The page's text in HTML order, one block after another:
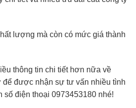
lượng mà còn có mức giá thành
thông tin chi tiết hơn nữa về
để được nhận sự tư vấn nhiều tình
số điện thoại 0973453180 nhé!